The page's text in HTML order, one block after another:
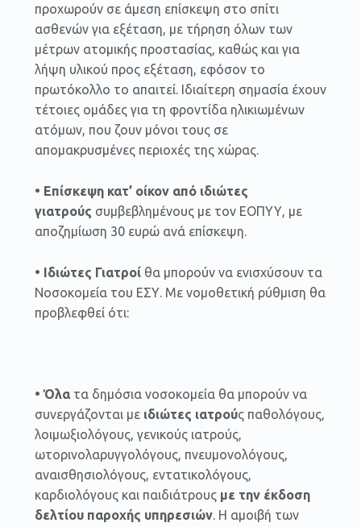
προχωρούν σε άμεση επίσκεψη στο σπίτι
ασθενών για εξέταση, με τήρηση όλων των
μέτρων ατομικής προστασίας, καθώς και για
λήψη υλικού προς εξέταση, εφόσον το
πρωτόκολλο το απαιτεί. Ιδιαίτερη σημασία έχουν
τέτοιες ομάδες για τη φροντίδα ηλικιωμένων
ατόμων, που ζουν μόνοι τους σε
απομακρυσμένες περιοχές της χώρας.
• Επίσκεψη κατ’ οίκον από ιδιώτες
γιατρούς συμβεβλημένους με τον ΕΟΠΥΥ, με
αποζημίωση 30 ευρώ ανά επίσκεψη.
• Ιδιώτες Γιατροίθα μπορούν να ενισχύσουν τα
Νοσοκομεία του ΕΣΥ. Με νομοθετική ρύθμιση θα
προβλεφθεί ότι:
• Όλατα δημόσια νοσοκομεία θα μπορούν να
συνεργάζονται με ιδιώτες ιατρούς παθολόγους,
λοιμωξιολόγους, γενικούς ιατρούς,
ωτορινολαρυγγολόγους, πνευμονολόγους,
αναισθησιολόγους, εντατικολόγους,
καρδιολόγους και παιδιάτρους με την έκδοση
δελτίου παροχής υπηρεσιών. Η αμοιβή των